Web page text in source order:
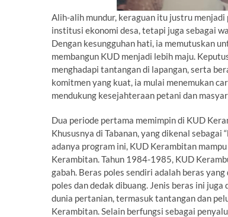
Alih-alih mundur, keraguan itu justru
institusi ekonomi desa, tetapi juga sebagai
Dengan kesungguhan hati, ia memutuskan
membangun KUD menjadi lebih maju.
menghadapi tantangan di lapangan, serta
komitmen yang kuat, ia mulai menemukan
mendukung kesejahteraan petani dan
Dua periode pertama memimpin di KUD
Khususnya di Tabanan, yang dikenal sebagai
adanya program ini, KUD Kerambitan
Kerambitan. Tahun 1984-1985, KUD
gabah. Beras poles sendiri adalah beras
poles dan dedak dibuang. Jenis beras ini
dunia pertanian, termasuk tantangan dan
Kerambitan. Selain berfungsi sebagai